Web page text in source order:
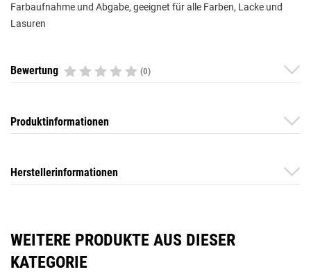
Farbaufnahme und Abgabe, geeignet für alle Farben, Lacke und
Lasuren
Bewertung (0)
Produktinformationen
Herstellerinformationen
WEITERE PRODUKTE AUS DIESER
KATEGORIE